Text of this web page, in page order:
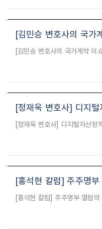
[김민승 변호사의 국가
[정재욱 변호사] 디지
[홍석현 칼럼] 주주명